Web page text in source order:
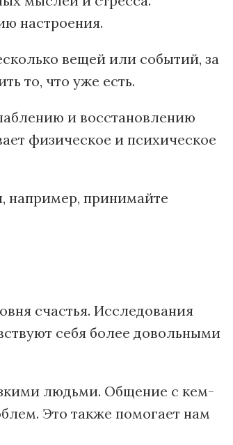
настроения.
вещей или событий, за
то, что уже есть.
и восстановлению
физическое и психическое
например, принимайте
счастья. Исследования
себя более довольными
людьми. Общение с кем-
Это также помогает нам